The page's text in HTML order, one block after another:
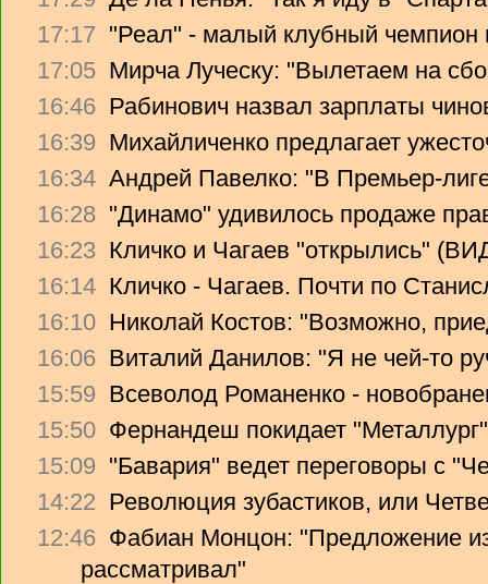
17:17 "Реал" - малый клубный чемпион
17:05 Мирча Луческу: "Вылетаем на
16:46 Рабинович назвал зарплаты
16:39 Михайличенко предлагает
16:34 Андрей Павелко: "В Премьер-
16:28 "Динамо" удивилось продаже
16:23 Кличко и Чагаев "открылись"
16:14 Кличко - Чагаев. Почти по
16:10 Николай Костов: "Возможно,
16:06 Виталий Данилов: "Я не чей-то
15:59 Всеволод Романенко -
15:50 Фернандеш покидает "Металлург"
15:09 "Бавария" ведет переговоры с
14:22 Революция зубастиков, или
12:46 Фабиан Монцон: "Предложение
рассматривал"